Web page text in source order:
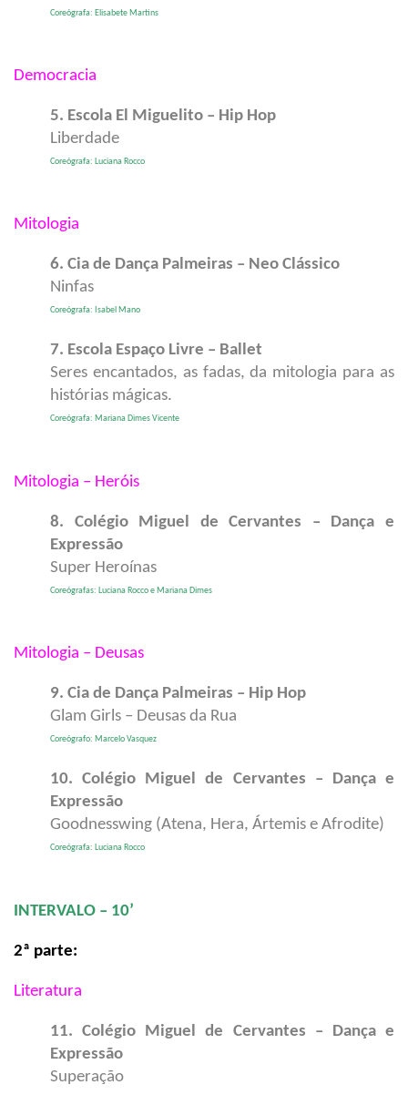
Coreógrafa: Elisabete Martins
Democracia
5. Escola El Miguelito – Hip Hop
Liberdade
Coreógrafa: Luciana Rocco
Mitologia
6. Cia de Dança Palmeiras – Neo Clássico
Ninfas
Coreógrafa: Isabel Mano
7. Escola Espaço Livre – Ballet
Seres encantados, as fadas, da mitologia para as
histórias mágicas.
Coreógrafa: Mariana Dimes Vicente
Mitologia – Heróis
8. Colégio Miguel de Cervantes – Dança e
Expressão
Super Heroínas
Coreógrafas: Luciana Rocco e Mariana Dimes
Mitologia – Deusas
9. Cia de Dança Palmeiras – Hip Hop
Glam Girls – Deusas da Rua
Coreógrafo: Marcelo Vasquez
10. Colégio Miguel de Cervantes – Dança e
Expressão
Goodnesswing (Atena, Hera, Ártemis e Afrodite)
Coreógrafa: Luciana Rocco
INTERVALO – 10’
2ª parte:
Literatura
11. Colégio Miguel de Cervantes – Dança e
Expressão
Superação